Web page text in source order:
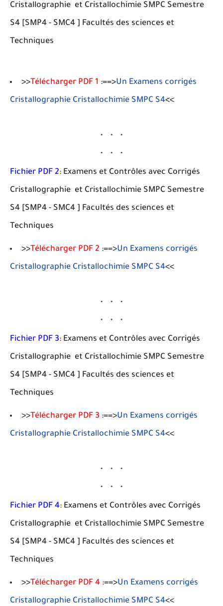
Cristallographie et Cristallochimie SMPC Semestre
S4 [SMP4 - SMC4 ] Facultés des sciences et
Techniques
>>Télécharger PDF 1 :==>Un Examens corrigés
Cristallographie Cristallochimie SMPC S4<<
Fichier PDF 2: Examens et Contrôles avec Corrigés
Cristallographie et Cristallochimie SMPC Semestre
S4 [SMP4 - SMC4 ] Facultés des sciences et
Techniques
>>Télécharger PDF 2 :==>Un Examens corrigés
Cristallographie Cristallochimie SMPC S4<<
Fichier PDF 3: Examens et Contrôles avec Corrigés
Cristallographie et Cristallochimie SMPC Semestre
S4 [SMP4 - SMC4 ] Facultés des sciences et
Techniques
>>Télécharger PDF 3 :==>Un Examens corrigés
Cristallographie Cristallochimie SMPC S4<<
Fichier PDF 4: Examens et Contrôles avec Corrigés
Cristallographie et Cristallochimie SMPC Semestre
S4 [SMP4 - SMC4 ] Facultés des sciences et
Techniques
>>Télécharger PDF 4 :==>Un Examens corrigés
Cristallographie Cristallochimie SMPC S4<<